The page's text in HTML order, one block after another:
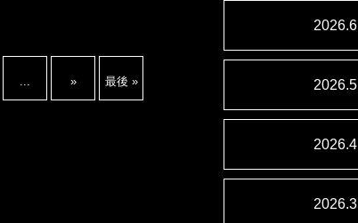
... » 最後 »
2026.6
2026.5
2026.4
2026.3